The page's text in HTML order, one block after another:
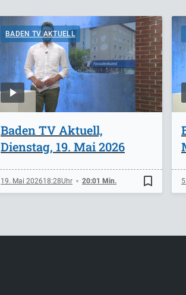
BADEN TV AKTUELL
Baden TV Aktuell,
Dienstag, 19. Mai 2026
19. Mai 202618:28 20:01 Min. bookmark_border